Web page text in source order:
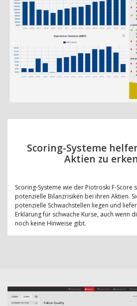
Scoring-Systeme
Aktien zu
Scoring-Systeme wie der Piotroski F-
potenzielle Bilanzrisiken bei ihren Aktien.
potenzielle Schwachstellen liegen und
Erklärung für schwache Kurse, auch wenn
noch keine Hinweise gibt.